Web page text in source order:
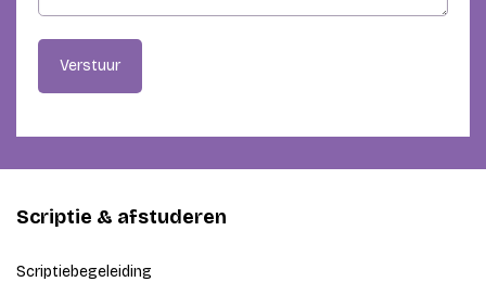
Verstuur
Scriptie & afstuderen
Scriptiebegeleiding